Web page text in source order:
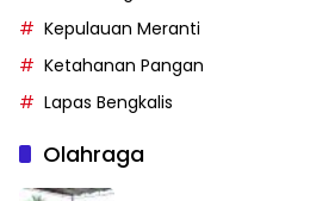
Kepulauan Meranti
Ketahanan Pangan
Lapas Bengkalis
Olahraga